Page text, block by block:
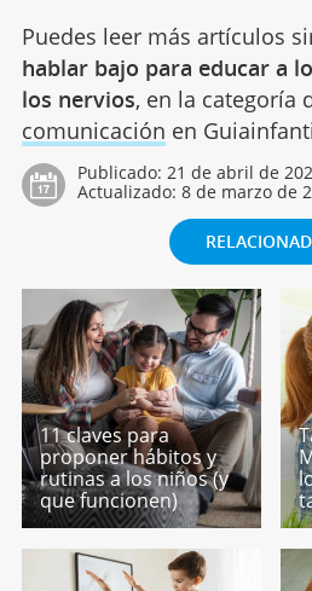
Puedes leer más artículos
hablar bajo para educar a
los nervios, en la categoría
comunicación en
Publicado: 21 de abril de
Actualizado: 8 de marzo de
11 claves para
proponer hábitos y
rutinas a los niños (y
que funcionen)